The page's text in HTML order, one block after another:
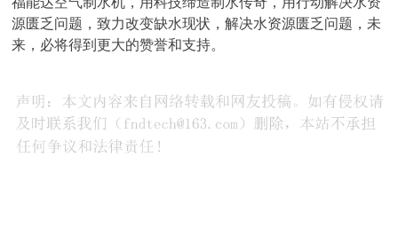
源匮乏问题，致力改变缺水现状，解决水资源匮乏问题，未
来，必将得到更大的赞誉和支持。